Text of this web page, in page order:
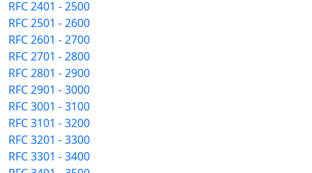
RFC 2401 - 2500
RFC 2501 - 2600
RFC 2601 - 2700
RFC 2701 - 2800
RFC 2801 - 2900
RFC 2901 - 3000
RFC 3001 - 3100
RFC 3101 - 3200
RFC 3201 - 3300
RFC 3301 - 3400